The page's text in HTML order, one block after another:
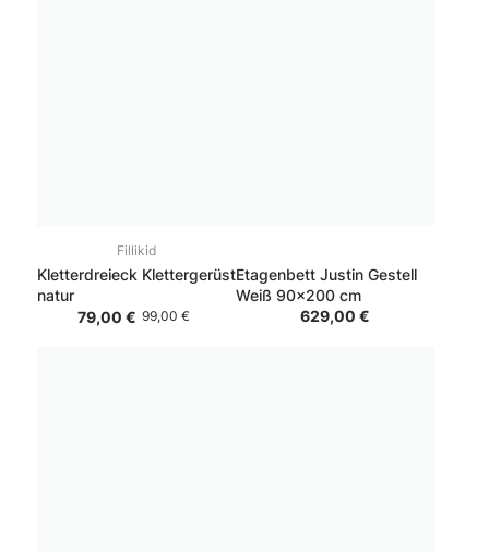
Fillikid
Kletterdreieck Klettergerüst
natur
79,00 € 99,00 €
Etagenbett Justin Gestell
Weiß 90x200 cm
629,00 €